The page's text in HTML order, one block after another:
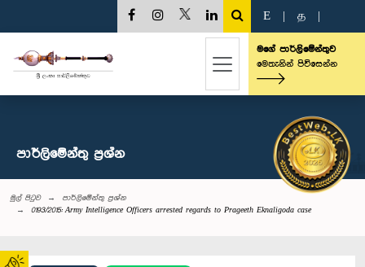
E த
මගේ පාර්ලිමේන්තුව
මෙතැනින් පිවිසෙන්න
පාර්ලි‌මේන්තු‌ ප්‍රශ්න
මුල් පිටුව
පාර්ලි‌මේන්තු‌ ප්‍රශ්න
0193/2015: Army Intelligence Officers arrested regards to Prageeth Eknaligoda case